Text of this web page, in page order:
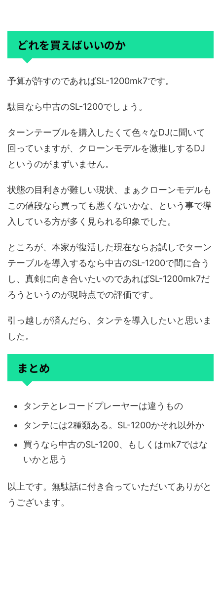
どれを買えばいいのか
予算が許すのであればSL-1200mk7です。
駄目なら中古のSL-1200でしょう。
ターンテーブルを購入したくて色々なDJに聞いて
回っていますが、クローンモデルを激推しするDJ
というのがまずいません。
状態の目利きが難しい現状、まぁクローンモデルも
この値段なら買っても悪くないかな、という事で導
入している方が多く見られる印象でした。
ところが、本家が復活した現在ならお試しでターン
テーブルを導入するなら中古のSL-1200で間に合う
し、真剣に向き合いたいのであればSL-1200mk7だ
ろうというのが現時点での評価です。
引っ越しが済んだら、タンテを導入したいと思いま
した。
まとめ
タンテとレコードプレーヤーは違うもの
タンテには2種類ある。SL-1200かそれ以外か
買うなら中古のSL-1200、もしくはmk7ではな
いかと思う
以上です。無駄話に付き合っていただいてありがと
うございます。